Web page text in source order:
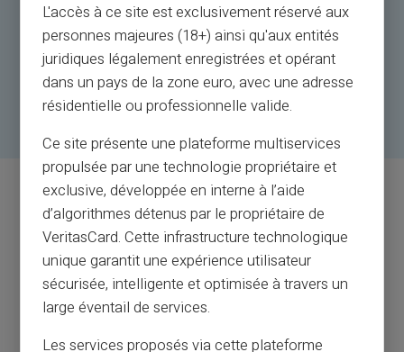
VERITAS CARD CLUB
DOE MET ONS MEE EN ONTDEK GEWELDIGE
INZICHTEN
L'accès à ce site est exclusivement réservé aux
personnes majeures (18+) ainsi qu'aux entités
juridiques légalement enregistrées et opérant
dans un pays de la zone euro, avec une adresse
résidentielle ou professionnelle valide.
Ce site présente une plateforme multiservices
propulsée par une technologie propriétaire et
exclusive, développée en interne à l’aide
d’algorithmes détenus par le propriétaire de
VeritasCard. Cette infrastructure technologique
unique garantit une expérience utilisateur
sécurisée, intelligente et optimisée à travers un
large éventail de services.
Les services proposés via cette plateforme